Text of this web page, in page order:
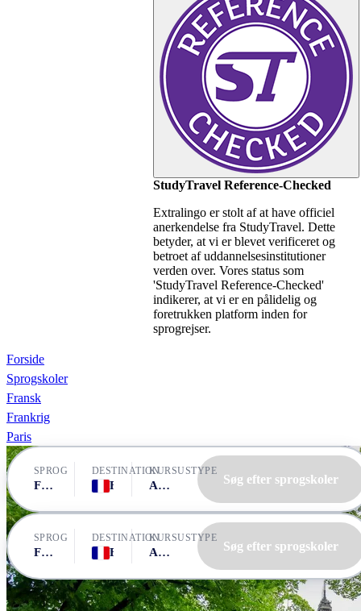
StudyTravel Reference-Checked
Extralingo er stolt af at have officiel
anerkendelse fra StudyTravel. Dette
betyder, at vi er blevet verificeret og
betroet af uddannelsesinstitutioner
verden over. Vores status som
'StudyTravel Reference-Checked'
indikerer, at vi er en pålidelig og
foretrukken platform inden for
sprogrejser.
Forside
Sprogskoler
Fransk
Frankrig
Paris
SPROG
Fransk
DESTINATIONKURSUSTYPE
Alle kurser Søg efter sprogskoler
SPROG
Fransk
DESTINATIONKURSUSTYPE
Alle kurser Søg efter sprogskoler